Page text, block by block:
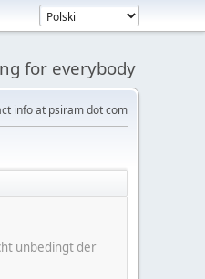
for everybody
info at psiram dot com
unbedingt der